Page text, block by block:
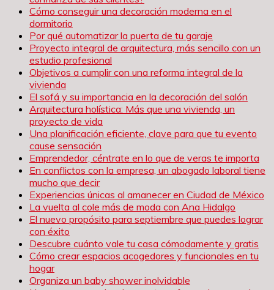
Cómo conseguir una decoración moderna en el
dormitorio
Por qué automatizar la puerta de tu garaje
Proyecto integral de arquitectura, más sencillo con un
estudio profesional
Objetivos a cumplir con una reforma integral de la
vivienda
El sofá y su importancia en la decoración del salón
Arquitectura holística: Más que una vivienda, un
proyecto de vida
Una planificación eficiente, clave para que tu evento
cause sensación
Emprendedor, céntrate en lo que de veras te importa
En conflictos con la empresa, un abogado laboral tiene
mucho que decir
Experiencias únicas al amanecer en Ciudad de México
La vuelta al cole más de moda con Ana Hidalgo
El nuevo propósito para septiembre que puedes lograr
con éxito
Descubre cuánto vale tu casa cómodamente y gratis
Cómo crear espacios acogedores y funcionales en tu
hogar
Organiza un baby shower inolvidable